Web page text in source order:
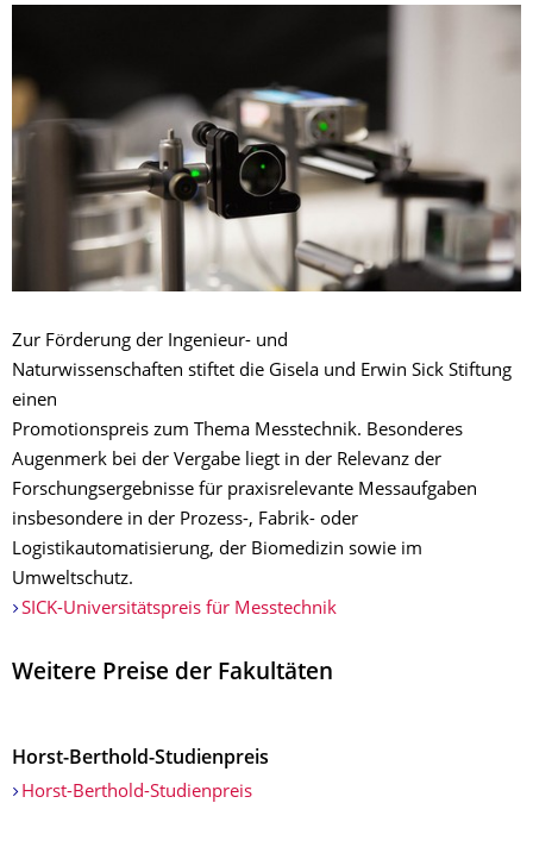
Zur Förderung der Ingenieur- und
Naturwissenschaften stiftet die Gisela und Erwin Sick Stiftung
einen
Promotionspreis zum Thema Messtechnik. Besonderes
Augenmerk bei der Vergabe liegt in der Relevanz der
Forschungsergebnisse für praxisrelevante Messaufgaben
insbesondere in der Prozess-, Fabrik- oder
Logistikautomatisierung, der Biomedizin sowie im
Umweltschutz.
SICK-Universitätspreis für Messtechnik
Weitere Preise der Fakultäten
Horst-Berthold-Studienpreis
Horst-Berthold-Studienpreis